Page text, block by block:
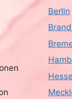
Berlin